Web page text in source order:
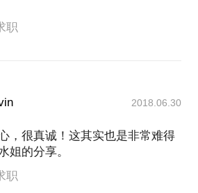
职
2018.06.30
，很真诚！这其实也是非常难得
姐的分享。
职